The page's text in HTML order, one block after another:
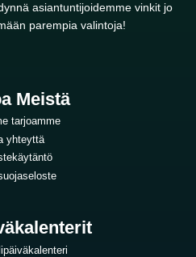
asiantuntijoidemme vinkit jo
parempia valintoja!
Meistä
tarjoamme
yhteyttä